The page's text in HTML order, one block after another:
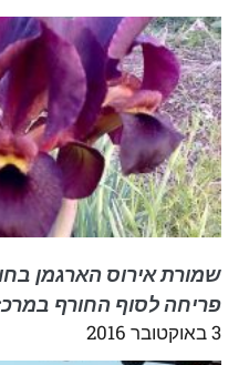
שמורת אירוס הארגמן
פריחה לסוף החורף
3 באוקטובר 2016